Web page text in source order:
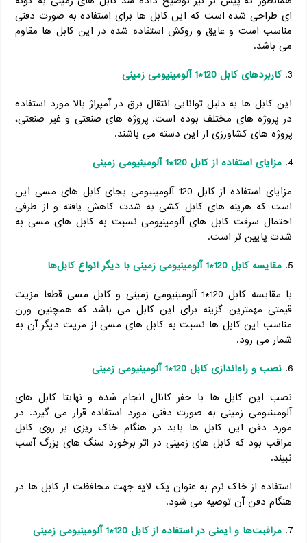
ای طراحی شده است که این کابل ها برای استفاده به صورت دفنی
مناسب است و عایق و روکش استفاده شده در این کابل ها مقاوم
می باشد.
کاربردهای کابل 120*1 آلومینیومی زمینی
این کابل ها به دلیل توانایی انتقال برق در آمپراژ بالا مورد استفاده
در پروژه های مختلف بوده است. پروژه های صنعتی و غیر صنعتی،
پروژه های کشاورزی از این دسته می باشند.
مزایای استفاده از کابل 120*1 آلومینیومی زمینی
مزایای استفاده از کابل 120 آلومینیومی بجای کابل های مسی این
است که هزینه های کابل کشی به شدت کاهش یافته و از طرفی
احتمال سرقت کابل های آلومینیومی نسبت به کابل های مسی به
شدت پایین تر است.
مقایسه کابل 120*1 آلومینیومی زمینی با دیگر انواع کابل‌ها
با مقایسه کابل 120*1 آلومینیومی زمینی و کابل مسی قطعا مزیت
قیمتی مهمترین گزینه برای این کابل می باشد که همچنین وزن
مناسب این کابل ها نسبت به کابل های مسی از مزیت دیگر آن به
شمار می رود.
نصب و راه‌اندازی کابل 120*1 آلومینیومی زمینی
نصب این کابل ها با حفر کانال انجام شده و نهایتا کابل های
آلومینیومی زمینی به صورت دفنی مورد استفاده قرار می گیرد. در
مورد دفن این کابل ها باید در هنگام خاک ریزی بر روی کابل
مراقب بود که کابل های زمینی در اثر برخورد سنگ های بزرگ آسب
نبیند.
استفاده از خاک نرم به عنوان یک لایه جهت محافظت از کابل ها در
هنگام دفن آن توصیه می شود.
مراقبت‌ها و ایمنی در استفاده از کابل 120*1 آلومینیومی زمینی